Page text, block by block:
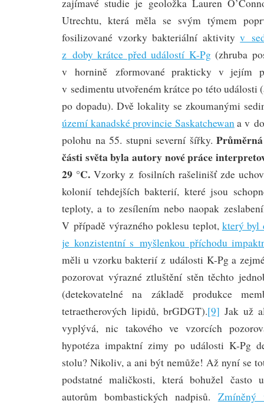
zajímavé studie je geoložka Lauren
Utrechtu, která měla se svým týmem
fosilizované vzorky bakteriální aktivityv
z doby krátce před událostí K-Pg(zhruba
v hornině zformované prakticky v jejím
v sedimentu utvořeném krátce po této události
po dopadu). Dvě lokality se zkoumanými
území kanadské provincie Saskatchewana v
polohu na 55. stupni severní šířky.
části světa byla autory nové práce
29 °C.Vzorky z fosilních rašelinišť zde
kolonií tehdejších bakterií, které jsou
teploty, a to zesílením nebo naopak
V případě výrazného poklesu teplot, který byl
je konzistentní s myšlenkou příchodu
měli u vzorku bakterií z události K-Pg a
pozorovat výrazné ztluštění stěn těchto
(detekovatelné na základě produkce
tetraetherových lipidů, brGDGT).[9] Jak už
vyplývá, nic takového ve vzorcích
hypotéza impaktní zimy po události K-Pg
stolu? Nikoliv, a ani být nemůže! Až nyní se
podstatné maličkosti, která bohužel často
autorům bombastických nadpisů. Zmíněný